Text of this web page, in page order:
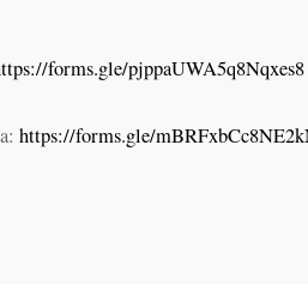
forms.gle/pjppaUWA5q8Nqxes8
https://forms.gle/